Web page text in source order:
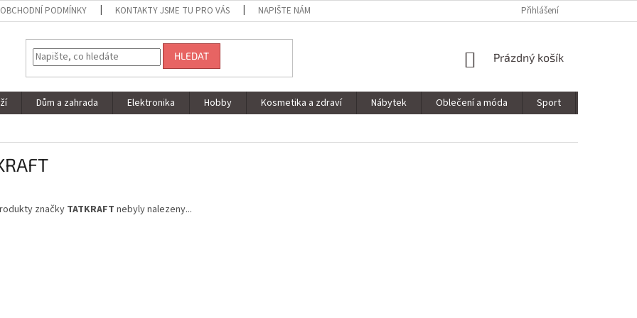
OBCHODNÍ PODMÍNKY KONTAKTY JSME TU PRO VÁS NAPIŠTE NÁM Přihlášení
HLEDAT
NÁKUPNÍ
Prázdný košík
Dům a zahrada Elektronika Hobby Kosmetika a zdraví Nábytek Oblečení a móda Sport
značky TATKRAFT nebyly nalezeny...